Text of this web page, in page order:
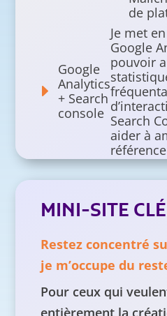
de
E
Google
Analytics
+ Search
console
Je met
Google
pouvoir
Search
aider à
E
Conseils
pour
faire
le site
Je vous
pour
en toute
des
améliorer
SEO, etc.
Délai
moyen
Votre mini
ligne sous
MINI-SITE
Restez concentré
je m’occupe du
Pour ceux qui
entièrement la